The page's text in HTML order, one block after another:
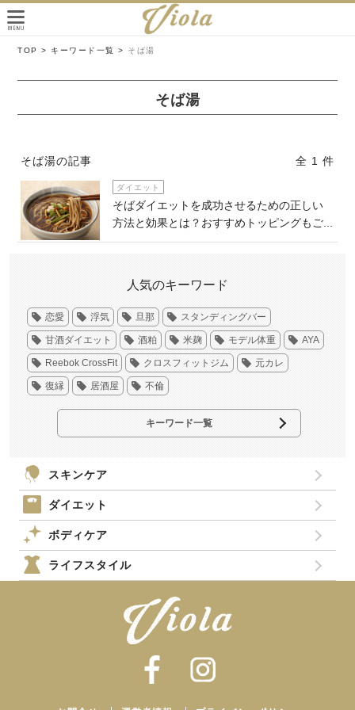
TOP > キーワード一覧 > そば湯
そば湯
そば湯の記事 全 1 件
ダイエット
そばダイエットを成功させるための正しい
方法と効果とは？おすすめトッピングもご...
人気のキーワード
恋愛 浮気 旦那 スタンディングバー
甘酒ダイエット 酒粕 米麹 モデル体重 AYA
Reebok CrossFit クロスフィットジム 元カレ
復縁 居酒屋 不倫
キーワード一覧
スキンケア
ダイエット
ボディケア
ライフスタイル